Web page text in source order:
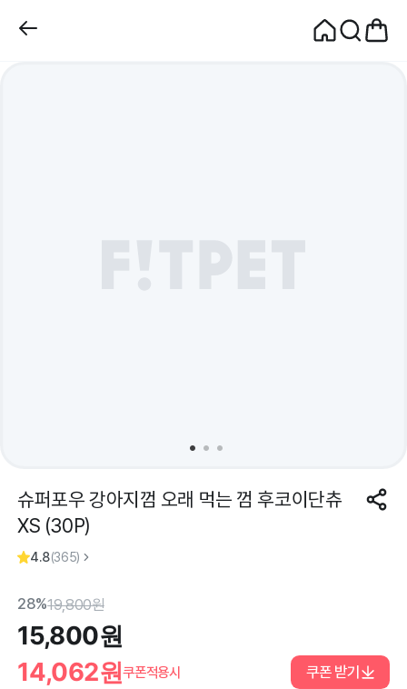
슈퍼포우 강아지껌 오래 먹는 껌 후코이단츄
XS (30P)
4.8(365)
28%19,800원
15,800원
14,062원쿠폰적용시 쿠폰 받기